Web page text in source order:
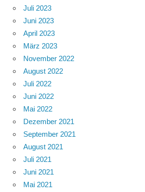
Juli 2023
Juni 2023
April 2023
März 2023
November 2022
August 2022
Juli 2022
Juni 2022
Mai 2022
Dezember 2021
September 2021
August 2021
Juli 2021
Juni 2021
Mai 2021